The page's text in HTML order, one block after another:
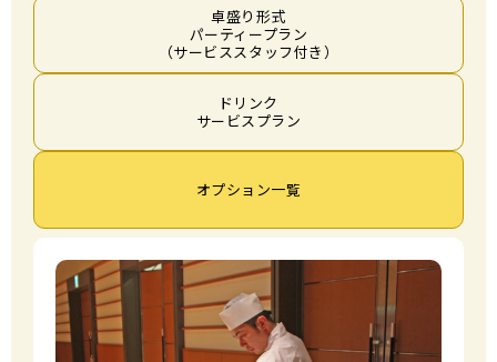
卓盛り形式
パーティープラン
（サービススタッフ付き）
ドリンク
サービスプラン
オプション一覧